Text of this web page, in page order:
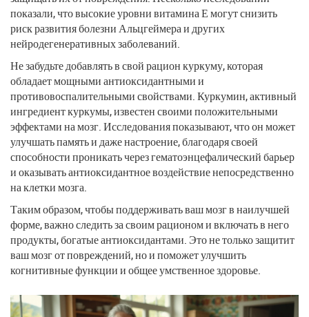
показали, что высокие уровни витамина Е могут снизить
риск развития болезни Альцгеймера и других
нейродегенеративных заболеваний.
Не забудьте добавлять в свой рацион куркуму, которая
обладает мощными антиоксидантными и
противовоспалительными свойствами. Куркумин, активный
ингредиент куркумы, известен своими положительными
эффектами на мозг. Исследования показывают, что он может
улучшать память и даже настроение, благодаря своей
способности проникать через гематоэнцефалический барьер
и оказывать антиоксидантное воздействие непосредственно
на клетки мозга.
Таким образом, чтобы поддерживать ваш мозг в наилучшей
форме, важно следить за своим рационом и включать в него
продукты, богатые антиоксидантами. Это не только защитит
ваш мозг от повреждений, но и поможет улучшить
когнитивные функции и общее умственное здоровье.